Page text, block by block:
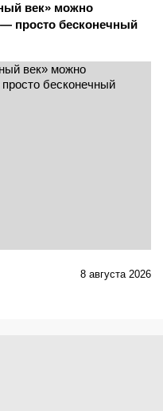
век» можно
просто бесконечный
8 августа 2026